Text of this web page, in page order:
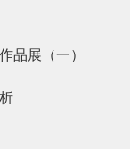
品展（一）